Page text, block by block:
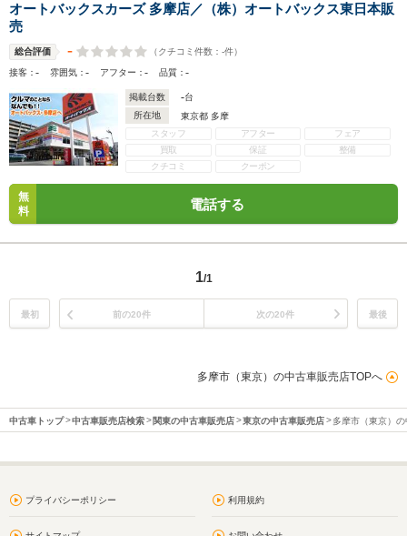
オートバックスカーズ 多摩店／（株）オートバックス東日本販
売
総合評価 - （クチコミ件数： -件）
接客：- 雰囲気：- アフター：- 品質：-
掲載台数 -台
所在地
東京都 多摩
スタッフ
アフター
フェア
買取
保証
整備
クチコミ
クーポン
無
料
電話する
1/1
最初 前の20件 次の20件 最後
多摩市（東京）の中古車販売店TOPへ
中古車トップ 中古車販売店検索 関東の中古車販売店 東京の中古車販売店 多摩市（東京）
プライバシーポリシー 利用規約